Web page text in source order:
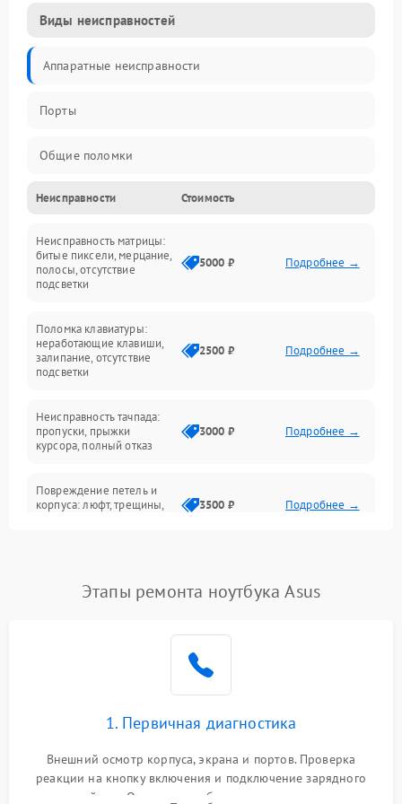
Виды неисправностей
Аппаратные неисправности
Порты
Общие поломки
Устройства
Программные ошибки
Электрические и системные сбои
Интерфейсные проблемы
Батарея
Сеть и интернет
Неисправности Стоимость
Неисправность матрицы:
битые пиксели, мерцание,
полосы, отсутствие
подсветки
5000 ₽ Подробнее →
Поломка клавиатуры:
неработающие клавиши,
залипание, отсутствие
подсветки
2500 ₽ Подробнее →
Неисправность тачпада:
пропуски, прыжки
курсора, полный отказ
3000 ₽ Подробнее →
Повреждение петель и
корпуса: люфт, трещины,
3500 ₽ Подробнее →
невозможность зарядки,
2500 ₽ Подробнее →
2000 ₽
Перегрев из‑за пыли,
неисправности кулера
Выход из строя SSD или
Этапы ремонта ноутбука Asus
1. Первичная диагностика
Внешний осмотр корпуса, экрана и портов. Проверка
реакции на кнопку включения и подключение зарядного
устройства. Оценка потребления тока с помощью